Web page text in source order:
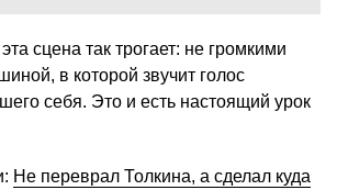
сцена так трогает: не громкими
в которой звучит голос
себя. Это и есть настоящий урок
Не переврал Толкина, а сделал куда